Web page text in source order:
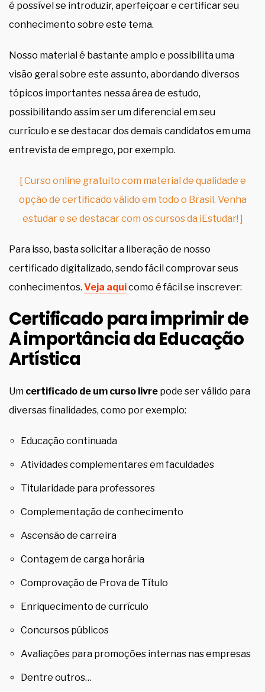
é possível se introduzir, aperfeiçoar e certificar seu
conhecimento sobre este tema.
Nosso material é bastante amplo e possibilita uma
visão geral sobre este assunto, abordando diversos
tópicos importantes nessa área de estudo,
possibilitando assim ser um diferencial em seu
currículo e se destacar dos demais candidatos em uma
entrevista de emprego, por exemplo.
[ Curso online gratuito com material de qualidade e
opção de certificado válido em todo o Brasil. Venha
estudar e se destacar com os cursos da iEstudar! ]
Para isso, basta solicitar a liberação de nosso
certificado digitalizado, sendo fácil comprovar seus
conhecimentos. Veja aquicomo é fácil se inscrever:
Certificado para imprimir de
A importância da Educação
Artística
Um certificado de um curso livre pode ser válido para
diversas finalidades, como por exemplo:
Educação continuada
Atividades complementares em faculdades
Titularidade para professores
Complementação de conhecimento
Ascensão de carreira
Contagem de carga horária
Comprovação de Prova de Título
Enriquecimento de currículo
Concursos públicos
Avaliações para promoções internas nas empresas
Dentre outros…